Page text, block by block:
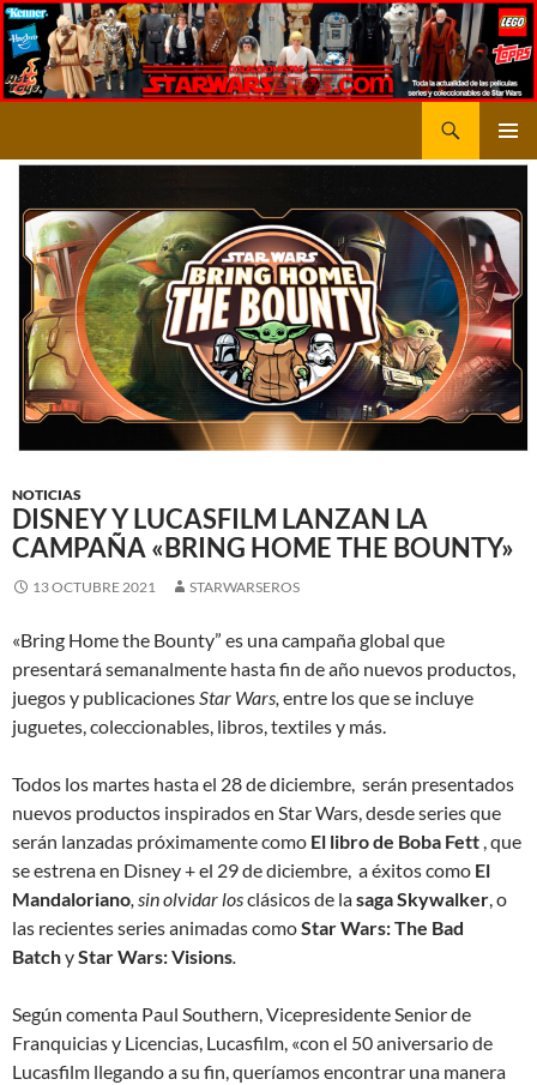
Saltar
al
contenido
MENÚ
NOTICIAS
DISNEY Y LUCASFILM LANZAN LA
CAMPAÑA «BRING HOME THE BOUNTY»
13 OCTUBRE 2021 STARWARSEROS
«Bring Home the Bounty” es una campaña global que
presentará semanalmente hasta fin de año nuevos productos,
juegos y publicacionesStar Wars, entre los que se incluye
juguetes, coleccionables, libros, textiles y más.
Todos los martes hasta el 28 de diciembre, serán presentados
nuevos productos inspirados en Star Wars, desde series que
serán lanzadas próximamente como El libro de Boba Fett , que
se estrena en Disney + el 29 de diciembre, a éxitos como El
Mandaloriano, sin olvidar losclásicos de lasaga Skywalker, o
las recientes series animadas comoStar Wars: The Bad
BatchyStar Wars: Visions.
Según comenta Paul Southern, Vicepresidente Senior de
Franquicias y Licencias, Lucasfilm, «con el 50 aniversario de
Lucasfilm llegando a su fin, queríamos encontrar una manera